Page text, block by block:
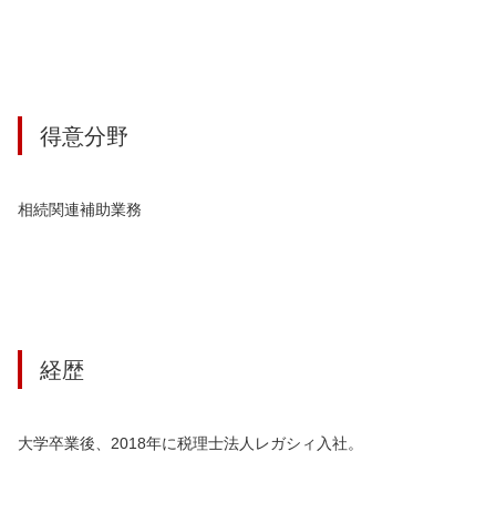
得意分野
相続関連補助業務
経歴
大学卒業後、2018年に税理士法人レガシィ入社。